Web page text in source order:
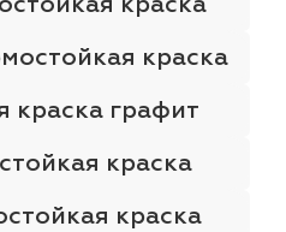
краска
краска графит
краска
краска